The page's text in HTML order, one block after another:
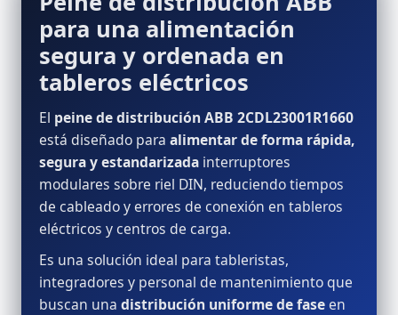
para una alimentación
segura y ordenada en
tableros eléctricos
El peine de distribución ABB 2CDL23001R1660
está diseñado para alimentar de forma rápida,
segura y estandarizada interruptores
modulares sobre riel DIN, reduciendo tiempos
de cableado y errores de conexión en tableros
eléctricos y centros de carga.
Es una solución ideal para tableristas,
integradores y personal de mantenimiento que
buscan una distribución uniforme de faseen